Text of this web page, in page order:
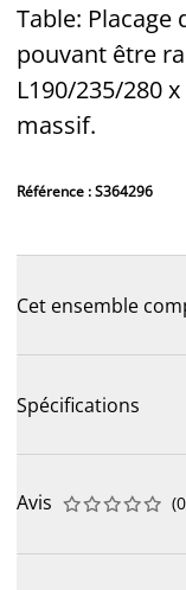
Table:
pouvant être
L190/235/280
massif.
Référence : S364296
Cet ensemble
Spécifications
Avis 




 (0